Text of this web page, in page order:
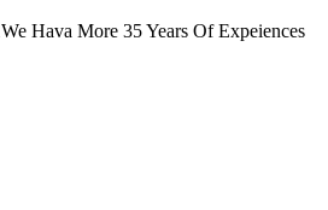
We Hava More 35 Years Of Expeiences